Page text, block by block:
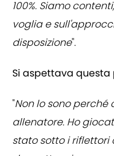
100%. Siamo
voglia e
disposizione".
Si aspettava
"Non lo sono
allenatore. Ho
stato sotto i riflettori